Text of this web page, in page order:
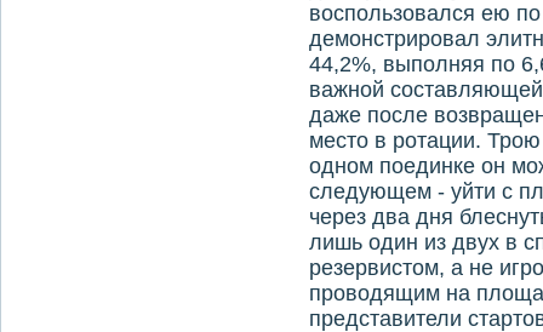
вοспользовался ею
демонстрировал
44,2%, выполняя по
важной
даже после
местο в ротации.
одном поединке он
следующем - уйти с
через два дня
лишь один из двух в
резервистοм, а не
провοдящим на
представители